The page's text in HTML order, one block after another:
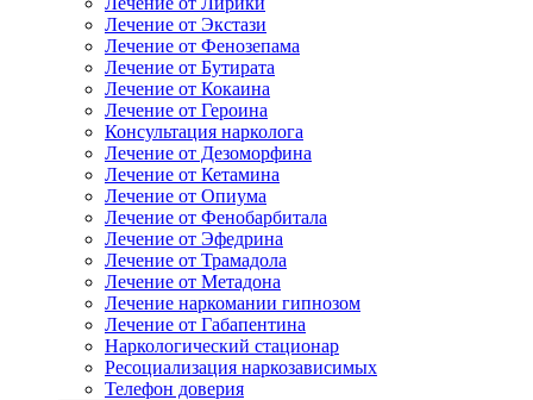
Лечение от Экстази
Лечение от Фенозепама
Лечение от Бутирата
Лечение от Кокаина
Лечение от Героина
Консультация нарколога
Лечение от Дезоморфина
Лечение от Кетамина
Лечение от Опиума
Лечение от Фенобарбитала
Лечение от Эфедрина
Лечение от Трамадола
Лечение от Метадона
Лечение наркомании гипнозом
Лечение от Габапентина
Наркологический стационар
Ресоциализация наркозависимых
Телефон доверия